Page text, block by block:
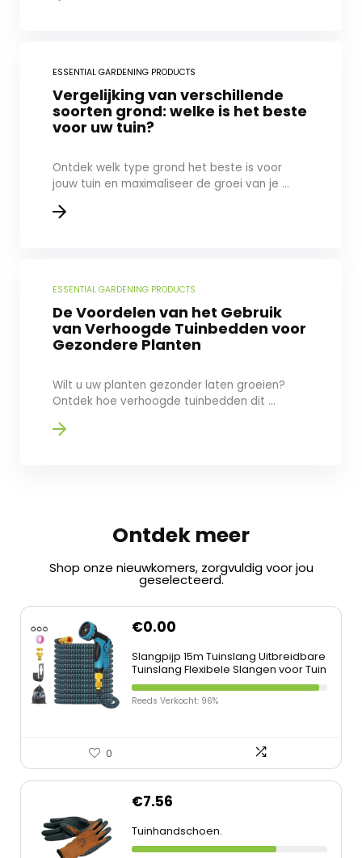
ESSENTIAL GARDENING PRODUCTS
Vergelijking van verschillende
soorten grond: welke is het beste
voor uw tuin?
Ontdek welk type grond het beste is voor
jouw tuin en maximaliseer de groei van je ...
ESSENTIAL GARDENING PRODUCTS
De Voordelen van het Gebruik
van Verhoogde Tuinbedden voor
Gezondere Planten
Wilt u uw planten gezonder laten groeien?
Ontdek hoe verhoogde tuinbedden dit ...
Ontdek meer
Shop onze nieuwkomers, zorgvuldig voor jou
geselecteerd.
€0.00
Slangpijp 15m Tuinslang Uitbreidbare
Tuinslang Flexibele Slangen voor Tuin
Reeds Verkocht: 96%
0
€7.56
Tuinhandschoen.